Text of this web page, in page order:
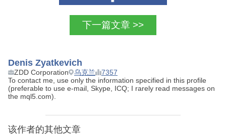
下一篇文章 >>
Denis Zyatkevich
ZDD Corporation 乌克兰
7357
To contact me, use only the information specified in this profile
(preferable to use e-mail, Skype, ICQ; I rarely read messages on
the mql5.com).
该作者的其他文章